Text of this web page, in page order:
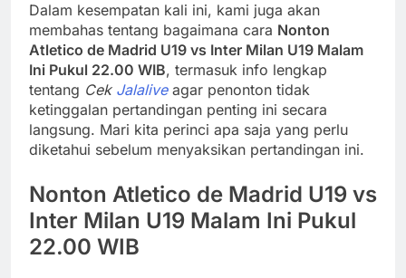
Dalam kesempatan kali ini, kami juga akan
membahas tentang bagaimana cara Nonton
Atletico de Madrid U19 vs Inter Milan U19 Malam
Ini Pukul 22.00 WIB, termasuk info lengkap
tentang Cek Jalalive agar penonton tidak
ketinggalan pertandingan penting ini secara
langsung. Mari kita perinci apa saja yang perlu
diketahui sebelum menyaksikan pertandingan ini.
Nonton Atletico de Madrid U19 vs
Inter Milan U19 Malam Ini Pukul
22.00 WIB